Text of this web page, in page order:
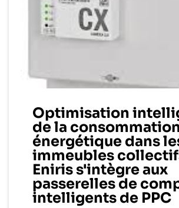
Optimisation
de la
énergétique dans
immeubles
Eniris s'intègre aux
passerelles de
intelligents de PPC